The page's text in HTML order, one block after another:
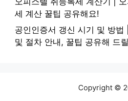
세 계산 꿀팁 공유해요!
공인인증서 갱신 시기 및 방
및 절차 안내, 꿀팁 공유해 드
Copyright ©